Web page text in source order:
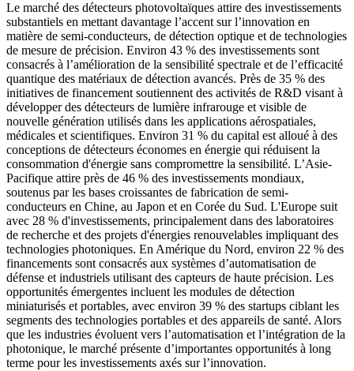
Le marché des détecteurs photovoltaïques attire des investissements
substantiels en mettant davantage l’accent sur l’innovation en
matière de semi-conducteurs, de détection optique et de technologies
de mesure de précision. Environ 43 % des investissements sont
consacrés à l’amélioration de la sensibilité spectrale et de l’efficacité
quantique des matériaux de détection avancés. Près de 35 % des
initiatives de financement soutiennent des activités de R&D visant à
développer des détecteurs de lumière infrarouge et visible de
nouvelle génération utilisés dans les applications aérospatiales,
médicales et scientifiques. Environ 31 % du capital est alloué à des
conceptions de détecteurs économes en énergie qui réduisent la
consommation d'énergie sans compromettre la sensibilité. L’Asie-
Pacifique attire près de 46 % des investissements mondiaux,
soutenus par les bases croissantes de fabrication de semi-
conducteurs en Chine, au Japon et en Corée du Sud. L'Europe suit
avec 28 % d'investissements, principalement dans des laboratoires
de recherche et des projets d'énergies renouvelables impliquant des
technologies photoniques. En Amérique du Nord, environ 22 % des
financements sont consacrés aux systèmes d’automatisation de
défense et industriels utilisant des capteurs de haute précision. Les
opportunités émergentes incluent les modules de détection
miniaturisés et portables, avec environ 39 % des startups ciblant les
segments des technologies portables et des appareils de santé. Alors
que les industries évoluent vers l’automatisation et l’intégration de la
photonique, le marché présente d’importantes opportunités à long
terme pour les investissements axés sur l’innovation.